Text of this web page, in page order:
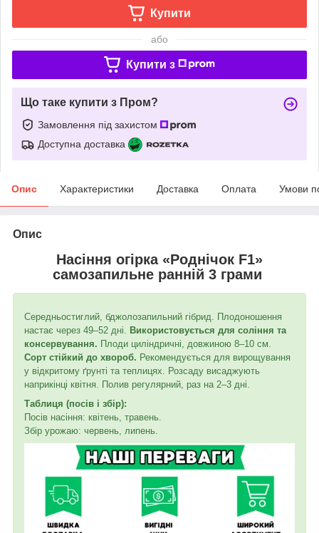
Купити
або
Купити з
Що таке купити з Пром?
Замовлення під захистом
Доступна доставка
Опис Характеристики Доставка Оплата Умови
Опис
Насіння огірка «Роднічок F1»
самозапильне ранній 3 грами
Середньостиглий, бджолозапильний гібрид. Плодоношення
настає через 49–52 дні. Використовується для соління та
консервування. Плоди циліндричні, довжиною 8–10 см.
Сорт стійкий до хвороб. Рекомендується для вирощування
у відкритому ґрунті та теплицях. Розсаду висаджують
наприкінці квітня. Полив регулярний, раз на 2–3 дні.
Таблиця (посів і збір):
Посів насіння: квітень, травень.
Збір урожаю: червень, липень.